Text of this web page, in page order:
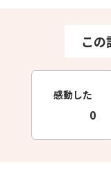
この
感動した
0